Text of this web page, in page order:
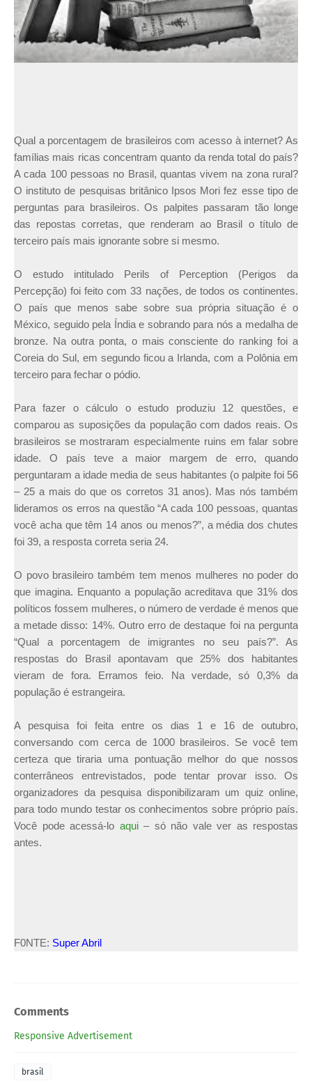
Qual a porcentagem de brasileiros com acesso à internet? As
famílias mais ricas concentram quanto da renda total do país?
A cada 100 pessoas no Brasil, quantas vivem na zona rural?
O instituto de pesquisas britânico Ipsos Mori fez esse tipo de
perguntas para brasileiros. Os palpites passaram tão longe
das repostas corretas, que renderam ao Brasil o título de
terceiro país mais ignorante sobre si mesmo.
O estudo intitulado Perils of Perception (Perigos da
Percepção) foi feito com 33 nações, de todos os continentes.
O país que menos sabe sobre sua própria situação é o
México, seguido pela Índia e sobrando para nós a medalha de
bronze. Na outra ponta, o mais consciente do ranking foi a
Coreia do Sul, em segundo ficou a Irlanda, com a Polônia em
terceiro para fechar o pódio.
Para fazer o cálculo o estudo produziu 12 questões, e
comparou as suposições da população com dados reais. Os
brasileiros se mostraram especialmente ruins em falar sobre
idade. O país teve a maior margem de erro, quando
perguntaram a idade media de seus habitantes (o palpite foi 56
– 25 a mais do que os corretos 31 anos). Mas nós também
lideramos os erros na questão “A cada 100 pessoas, quantas
você acha que têm 14 anos ou menos?”, a média dos chutes
foi 39, a resposta correta seria 24.
O povo brasileiro também tem menos mulheres no poder do
que imagina. Enquanto a população acreditava que 31% dos
políticos fossem mulheres, o número de verdade é menos que
a metade disso: 14%. Outro erro de destaque foi na pergunta
“Qual a porcentagem de imigrantes no seu país?”. As
respostas do Brasil apontavam que 25% dos habitantes
vieram de fora. Erramos feio. Na verdade, só 0,3% da
população é estrangeira.
A pesquisa foi feita entre os dias 1 e 16 de outubro,
conversando com cerca de 1000 brasileiros. Se você tem
certeza que tiraria uma pontuação melhor do que nossos
conterrâneos entrevistados, pode tentar provar isso. Os
organizadores da pesquisa disponibilizaram um quiz online,
para todo mundo testar os conhecimentos sobre próprio país.
Você pode acessá-lo aqui– só não vale ver as respostas
antes.
F0NTE: Super Abril
Comments
Responsive Advertisement
brasil